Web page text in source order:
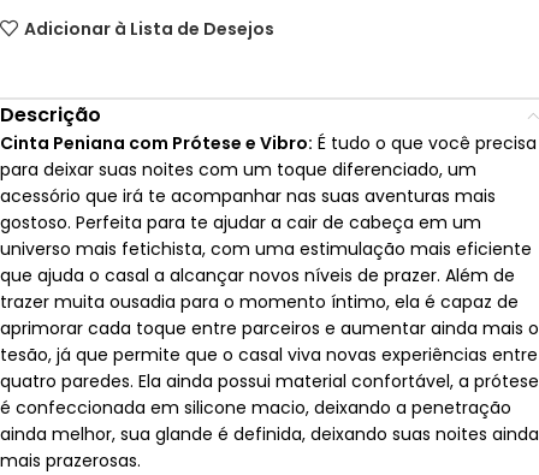
Adicionar à Lista de Desejos
Descrição
Cinta Peniana com Prótese e Vibro: É tudo o que você precisa
para deixar suas noites com um toque diferenciado, um
acessório que irá te acompanhar nas suas aventuras mais
gostoso. Perfeita para te ajudar a cair de cabeça em um
universo mais fetichista, com uma estimulação mais eficiente
que ajuda o casal a alcançar novos níveis de prazer. Além de
trazer muita ousadia para o momento íntimo, ela é capaz de
aprimorar cada toque entre parceiros e aumentar ainda mais o
tesão, já que permite que o casal viva novas experiências entre
quatro paredes. Ela ainda possui material confortável, a prótese
é confeccionada em silicone macio, deixando a penetração
ainda melhor, sua glande é definida, deixando suas noites ainda
mais prazerosas.